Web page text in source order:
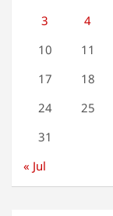
3
4
10
11
17
18
24
25
31
« Jul